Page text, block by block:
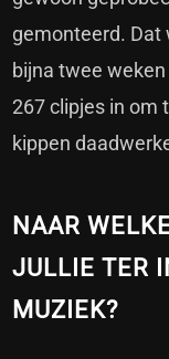
gemonteerd. Dat
bijna twee
267 clipjes in om
kippen
NAAR
JULLIE TER
MUZIEK?